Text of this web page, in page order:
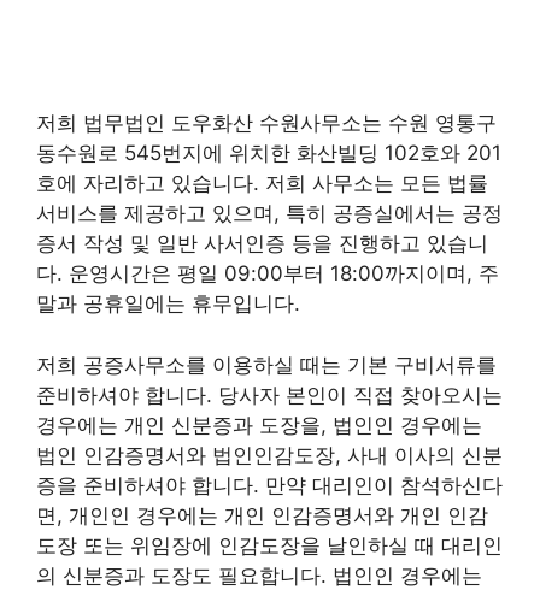
저희 법무법인 도우화산 수원사무소는 수원 영통구
동수원로 545번지에 위치한 화산빌딩 102호와 201
호에 자리하고 있습니다. 저희 사무소는 모든 법률
서비스를 제공하고 있으며, 특히 공증실에서는 공정
증서 작성 및 일반 사서인증 등을 진행하고 있습니
다. 운영시간은 평일 09:00부터 18:00까지이며, 주
말과 공휴일에는 휴무입니다.
저희 공증사무소를 이용하실 때는 기본 구비서류를
준비하셔야 합니다. 당사자 본인이 직접 찾아오시는
경우에는 개인 신분증과 도장을, 법인인 경우에는
법인 인감증명서와 법인인감도장, 사내 이사의 신분
증을 준비하셔야 합니다. 만약 대리인이 참석하신다
면, 개인인 경우에는 개인 인감증명서와 개인 인감
도장 또는 위임장에 인감도장을 날인하실 때 대리인
의 신분증과 도장도 필요합니다. 법인인 경우에는